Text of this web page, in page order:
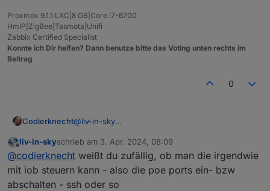
Proxmox 9.1.1 LXC|8 GB|Core i7-6700
HmIP|ZigBee|Tasmota|Unifi
Zabbix Certified Specialist
Konnte ich Dir helfen? Dann benutze bitte das Voting unten rechts im
Beitrag
0
Codierknecht@liv-in-sky
https://www.allnet.de/de/allnet-
brand/produkte/switches/soho-line-layer2-
smart-managed-unamanged/poe-
Offline
liv-in-skyschrieb am 3. Apr. 2024, 08:09
zuletzt editiert von
@codierknecht weißt du zufällig, ob man die irgendwie
mit iob steuern kann - also die poe ports ein- bzw
abschalten - ssh oder so